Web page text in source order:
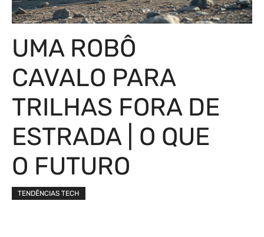
UMA ROBÔ
CAVALO PARA
TRILHAS FORA DE
ESTRADA | O QUE
O FUTURO
TENDÊNCIAS TECH